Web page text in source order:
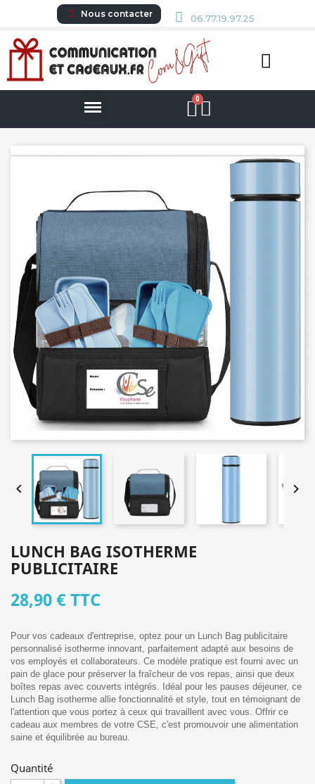
Nous contacter 06.77.19.97.25
 
LUNCH BAG ISOTHERME
PUBLICITAIRE
28,90 €TTC
Pour vos cadeaux d'entreprise, optez pour un Lunch Bag publicitaire
personnalisé isotherme innovant, parfaitement adapté aux besoins de
vos employés et collaborateurs. Ce modèle pratique est fourni avec un
pain de glace pour préserver la fraîcheur de vos repas, ainsi que deux
boîtes repas avec couverts intégrés. Idéal pour les pauses déjeuner, ce
Lunch Bag isotherme allie fonctionnalité et style, tout en témoignant de
l'attention que vous portez à ceux qui travaillent avec vous. Offrir ce
cadeau aux membres de votre CSE, c'est promouvoir une alimentation
saine et équilibrée au bureau.
Quantité